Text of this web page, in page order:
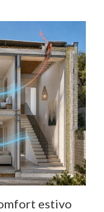
estivo